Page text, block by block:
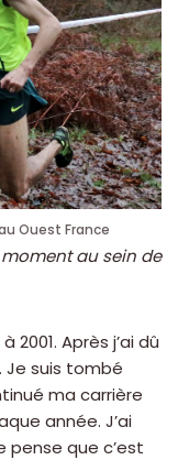
Ouest France
au sein de
2001. Après j’ai dû
Je suis tombé
ma carrière
année. J’ai
pense que c’est